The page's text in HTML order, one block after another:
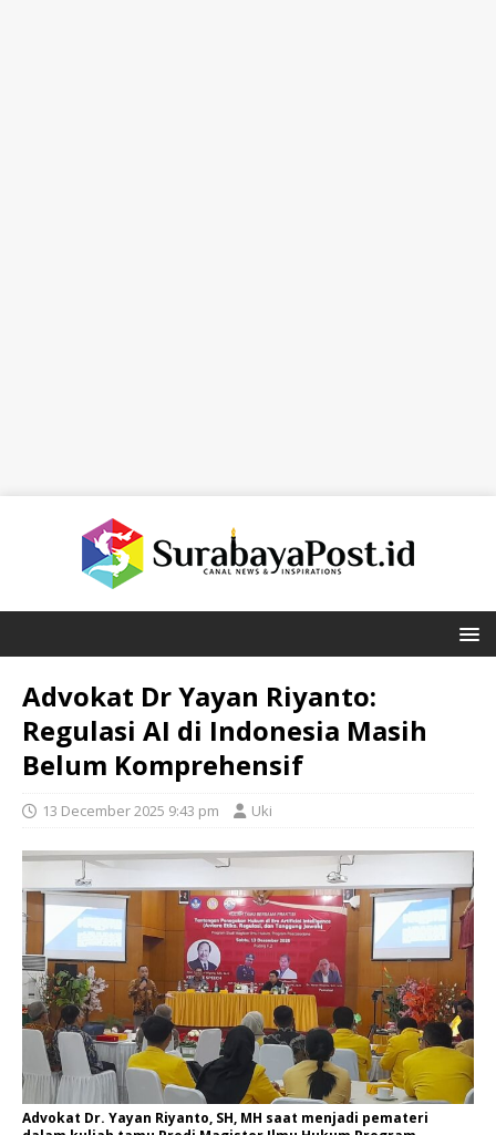
Advokat Dr Yayan Riyanto:
Regulasi AI di Indonesia Masih
Belum Komprehensif
13 December 2025 9:43 pm Uki
Advokat Dr. Yayan Riyanto, SH, MH saat menjadi pemateri